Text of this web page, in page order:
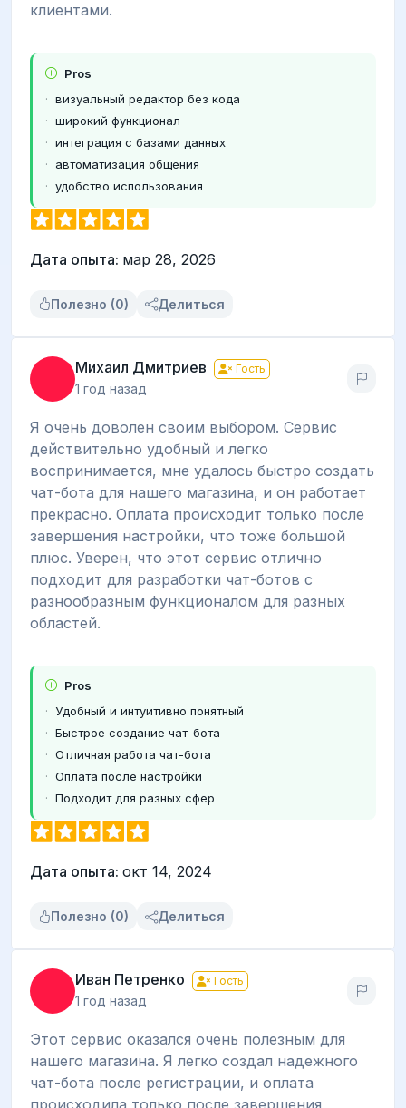
клиентами.
Pros
визуальный редактор без кода
широкий функционал
интеграция с базами данных
автоматизация общения
удобство использования
Дата опыта: мар 28, 2026
Полезно (0) Делиться
Михаил Дмитриев Гость
1 год назад
Я очень доволен своим выбором. Сервис
действительно удобный и легко
воспринимается, мне удалось быстро создать
чат-бота для нашего магазина, и он работает
прекрасно. Оплата происходит только после
завершения настройки, что тоже большой
плюс. Уверен, что этот сервис отлично
подходит для разработки чат-ботов с
разнообразным функционалом для разных
областей.
Pros
Удобный и интуитивно понятный
Быстрое создание чат-бота
Отличная работа чат-бота
Оплата после настройки
Подходит для разных сфер
Дата опыта: окт 14, 2024
Полезно (0) Делиться
Иван Петренко Гость
1 год назад
Этот сервис оказался очень полезным для
нашего магазина. Я легко создал надежного
чат-бота после регистрации, и оплата
происходила только после завершения